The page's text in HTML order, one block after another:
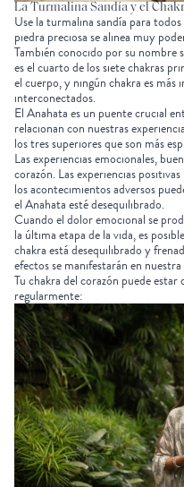
La Turmalina Sandía y el
Use la turmalina sandía para
piedra preciosa se alinea muy
También conocido por su nombre
es el cuarto de lossiete chakras
el cuerpo, y ningún chakra es
interconectados.
El Anahata es un puente crucial
relacionan con nuestras
los tres superiores que son más
Las experiencias emocionales,
corazón. Las experiencias
los acontecimientos adversos
el Anahata esté desequilibrado.
Cuando el dolor emocional se
la última etapa de la vida, es
chakra está desequilibrado y
efectos se manifestarán en
Tu chakra del corazón puede
regularmente: